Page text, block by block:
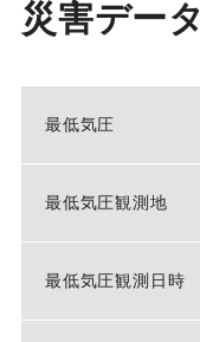
災害データ
最低気圧
最低気圧観測地
最低気圧観測日時